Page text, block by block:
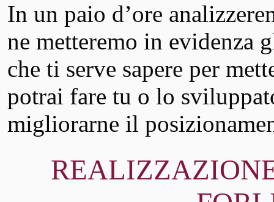
In un paio d’ore
ne metteremo in evidenza
che ti serve sapere per
potrai fare tu o lo
migliorarne il